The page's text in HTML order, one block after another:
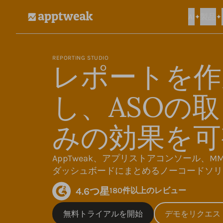
REPORTING STUDIO
レポートを
し、ASOの
みの効果を
AppTweak、アプリストアコンソール、
ダッシュボードにまとめるノーコードソ
4.6つ星180件以上のレビュー
無料トライアルを開始 デモをリクエス